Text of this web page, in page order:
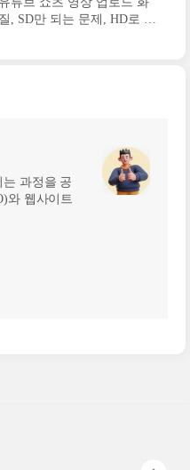
질, SD만 되는 문제, HD로 바
과정을 공
와 웹사이트